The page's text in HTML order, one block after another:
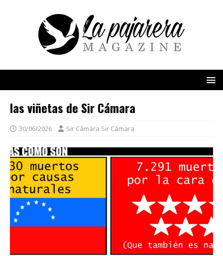
las viñetas de Sir Cámara
30/06/2026 Sir Cámara Sir Cámara